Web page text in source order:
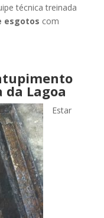
técnica treinada
esgotos com
da Lagoa
Estar